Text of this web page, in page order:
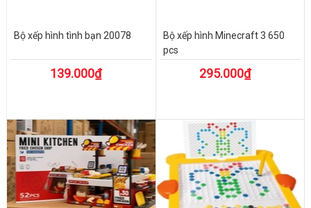
Bộ xếp hình tình bạn 20078
139.000₫
Bộ xếp hình Minecraft 3 650
pcs
295.000₫